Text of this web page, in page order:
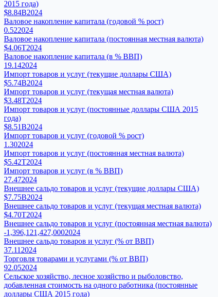
2015 года)
$8.84B2024
Валовое накопление капитала (годовой % рост)
0.522024
Валовое накопление капитала (постоянная местная валюта)
$4.06T2024
Валовое накопление капитала (в % ВВП)
19.142024
Импорт товаров и услуг (текущие доллары США)
$5.74B2024
Импорт товаров и услуг (текущая местная валюта)
$3.48T2024
Импорт товаров и услуг (постоянные доллары США 2015
года)
$8.51B2024
Импорт товаров и услуг (годовой % рост)
1.302024
Импорт товаров и услуг (постоянная местная валюта)
$5.42T2024
Импорт товаров и услуг (в % ВВП)
27.472024
Внешнее сальдо товаров и услуг (текущие доллары США)
$7.75B2024
Внешнее сальдо товаров и услуг (текущая местная валюта)
$4.70T2024
Внешнее сальдо товаров и услуг (постоянная местная валюта)
-1,396,121,427,0002024
Внешнее сальдо товаров и услуг (% от ВВП)
37.11 2024
Торговля товарами и услугами (% от ВВП)
92.052024
Сельское хозяйство, лесное хозяйство и рыболовство,
добавленная стоимость на одного работника (постоянные
доллары США 2015 года)